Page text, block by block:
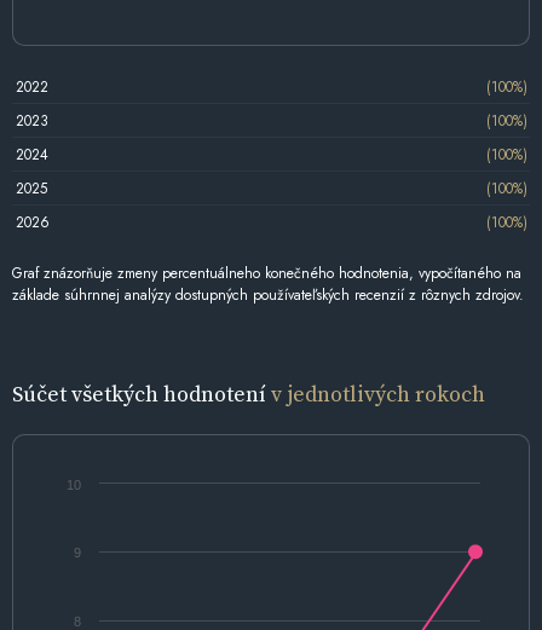
2022
(100%)
2023
(100%)
2024
(100%)
2025
(100%)
2026
(100%)
Graf znázorňuje zmeny percentuálneho konečného hodnotenia, vypočítaného na
základe súhrnnej analýzy dostupných používateľských recenzií z rôznych zdrojov.
Súčet všetkých hodnotenív jednotlivých rokoch
8
9
10